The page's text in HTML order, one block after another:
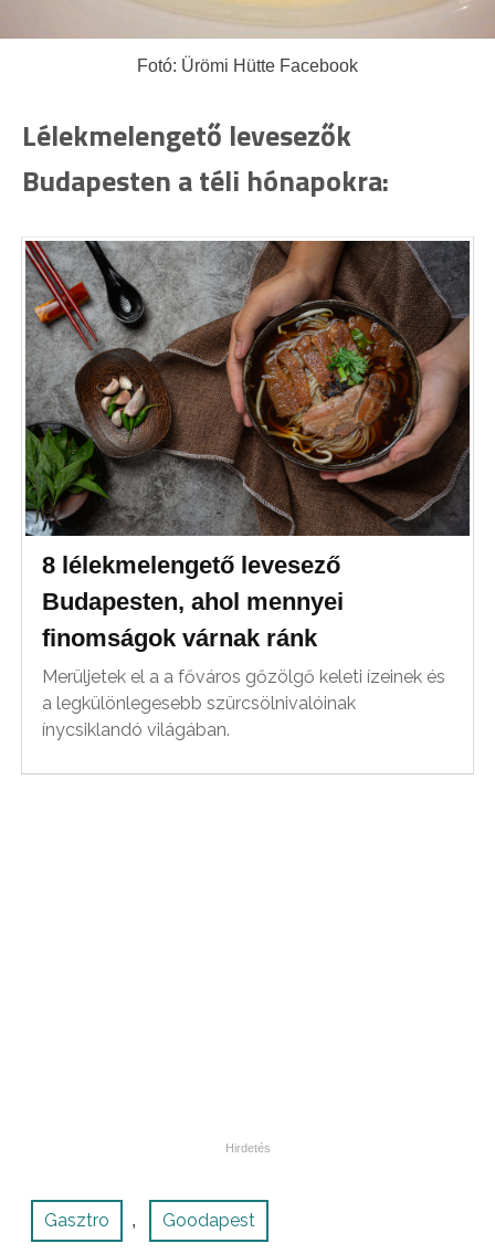
Fotó: Ürömi Hütte Facebook
Lélekmelengető levesezők
Budapesten a téli hónapokra:
8 lélekmelengető levesező
Budapesten, ahol mennyei
finomságok várnak ránk
Merüljetek el a a főváros gőzölgő keleti ízeinek és
a legkülönlegesebb szürcsölnivalóinak
ínycsiklandó világában.
Gasztro , Goodapest